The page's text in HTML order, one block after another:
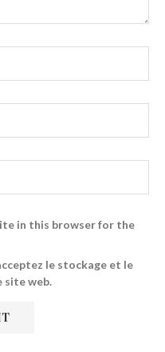
in this browser for the
le stockage et le
site web.